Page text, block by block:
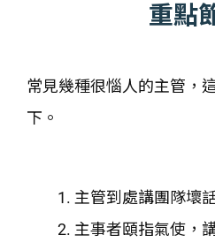
重點
常見幾種很惱人的主管，
下。
主管到處講團隊壞
主事者頤指氣使，